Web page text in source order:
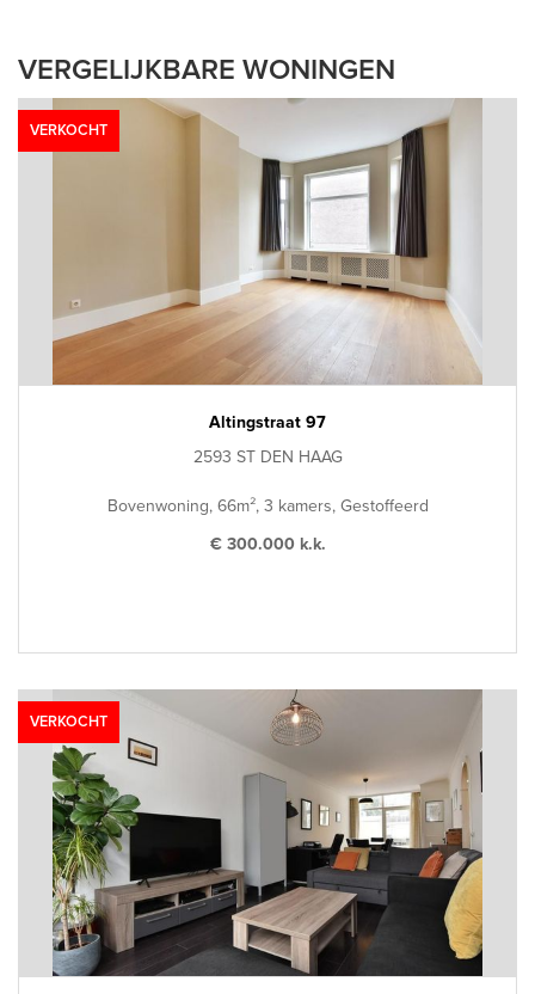
VERGELIJKBARE WONINGEN
VERKOCHT
Altingstraat 97
2593 ST DEN HAAG
Bovenwoning, 66m², 3 kamers, Gestoffeerd
€ 300.000 k.k.
VERKOCHT